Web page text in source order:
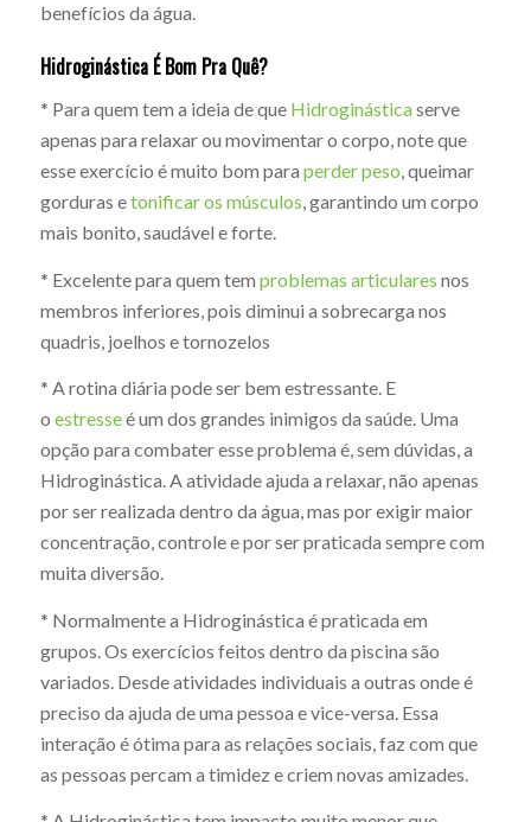
benefícios da água.
Hidroginástica É Bom Pra Quê?
* Para quem tem a ideia de que Hidroginásticaserve
apenas para relaxar ou movimentar o corpo, note que
esse exercício é muito bom para perder peso, queimar
gorduras etonificar os músculos, garantindo um corpo
mais bonito, saudável e forte.
* Excelente para quem tem problemas articulares nos
membros inferiores, pois diminui a sobrecarga nos
quadris, joelhos e tornozelos
* A rotina diária pode ser bem estressante. E
o estresseé um dos grandes inimigos da saúde. Uma
opção para combater esse problema é, sem dúvidas, a
Hidroginástica. A atividade ajuda a relaxar, não apenas
por ser realizada dentro da água, mas por exigir maior
concentração, controle e por ser praticada sempre com
muita diversão.
* Normalmente a Hidroginástica é praticada em
grupos. Os exercícios feitos dentro da piscina são
variados. Desde atividades individuais a outras onde é
preciso da ajuda de uma pessoa e vice-versa. Essa
interação é ótima para as relações sociais, faz com que
as pessoas percam a timidez e criem novas amizades.